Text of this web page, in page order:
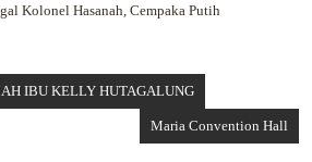
Kolonel Hasanah, Cempaka Putih
IBU KELLY HUTAGALUNG
Maria Convention Hall